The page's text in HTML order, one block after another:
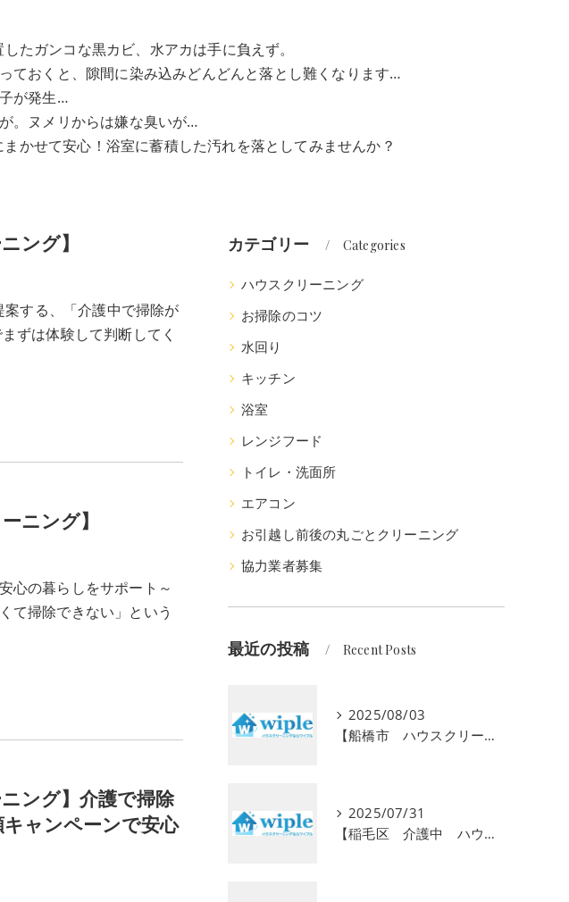
たガンコな黒カビ、水アカは手に負えず。
ておくと、隙間に染み込みどんどんと落とし難くなります…
が発生…
。ヌメリからは嫌な臭いが…
かせて安心！浴室に蓄積した汚れを落としてみませんか？
ング】
する、「介護中で掃除が
ずは体験して判断してく
ニング】
心の暮らしをサポート～
て掃除できない」という
ング】介護で掃除
ャンペーンで安心
カテゴリー Categories
ハウスクリーニング
お掃除のコツ
水回り
キッチン
浴室
レンジフード
トイレ・洗面所
エアコン
お引越し前後の丸ごとクリーニング
協力業者募集
最近の投稿 Recent Posts
2025/08/03
【船橋市 ハウスクリーニング 大掃除 水回り】高齢者向けの定期清掃サービスをご紹介！ 初回お試し半額キャンペーン実施中
2025/07/31
【稲毛区 介護中 ハウスクリーニング】介護で忙しいあなたに初回お試し半額キャンペーン！安心の高齢者専門サービスで毎日の暮らしをサポート